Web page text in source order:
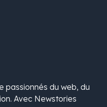
passionnés du web, du
Avec Newstories